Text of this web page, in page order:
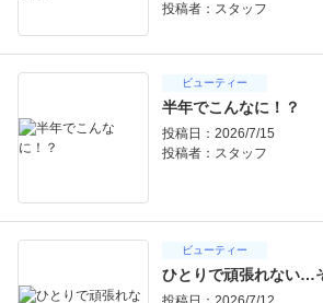
投稿者： スタッフ
ビューティー
半年でこんなに！？
投稿日：2026/7/15
投稿者： スタッフ
ビューティー
ひとりで頑張れない…